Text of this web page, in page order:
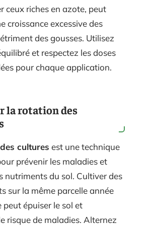
ceux riches en azote, peut
croissance excessive des
des gousses. Utilisez
et respectez les doses
pour chaque application.
la rotation des
cultures est une technique
prévenir les maladies et
nutriments du sol. Cultiver des
sur la même parcelle année
peut épuiser le sol et
risque de maladies. Alternez